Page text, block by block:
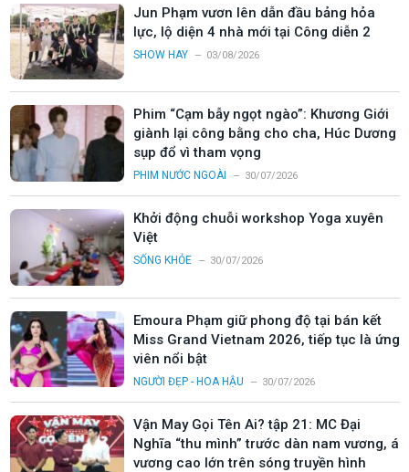
Jun Phạm vươn lên dẫn đầu bảng hỏa
lực, lộ diện 4 nhà mới tại Công diễn 2
SHOW HAY 03/08/2026
Phim “Cạm bẫy ngọt ngào”: Khương Giới
giành lại công bằng cho cha, Húc Dương
sụp đổ vì tham vọng
PHIM NƯỚC NGOÀI 30/07/2026
Khởi động chuỗi workshop Yoga xuyên
Việt
SỐNG KHỎE 30/07/2026
Emoura Phạm giữ phong độ tại bán kết
Miss Grand Vietnam 2026, tiếp tục là ứng
viên nổi bật
NGƯỜI ĐẸP - HOA HẬU 30/07/2026
Vận May Gọi Tên Ai? tập 21: MC Đại
Nghĩa “thu mình” trước dàn nam vương, á
vương cao lớn trên sóng truyền hình